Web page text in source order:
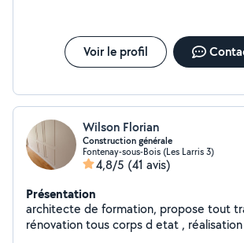
Voir le profil
Wilson Florian
Construction générale
Fontenay-sous-Bois (Les Larris 3)
4,8/5 (41 avis)
Présentation
architecte de formation, propose tout travaux de
rénovation tous corps d etat ,